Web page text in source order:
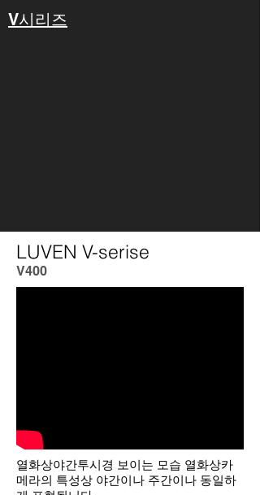
V시리즈
LUVEN V-serise
V400
열화상야간투시경 보이는 모습 열화상카
메라의 특성상 야간이나 주간이나 동일하